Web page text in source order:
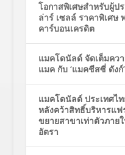
โอกาสพิเศษสำหรับผู้ป
ล่าร์ เซลล์ ราคาพิเศษ
คาร์บอนเครดิต
แมคโดนัลด์ จัดเต็มคว
แมค กับ ‘แมคชีสซี่ ดังก์
แมคโดนัลด์ ประเทศไ
หลังคว้าสิทธิ์บริหารแ
ขยายสาขาเท่าตัวภาย
อัตรา